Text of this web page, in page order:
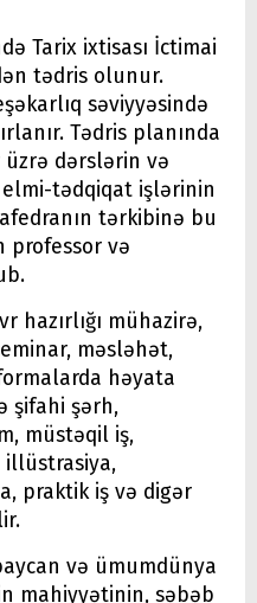
Tarix ixtisası İctimai
tədris olunur.
səviyyəsində
Tədris planında
dərslərin və
tədqiqat işlərinin
tərkibinə bu
professor və
hazırlığı mühazirə,
məsləhət,
həyata
şifahi şərh,
müstəqil iş,
illüstrasiya,
praktik iş və digər
və ümumdünya
mahiyyətinin, səbəb